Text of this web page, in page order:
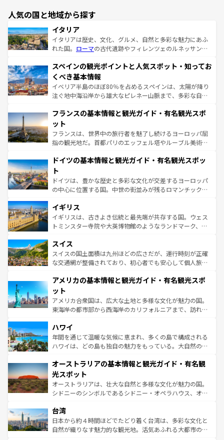
人気の国と地域から探す
イタリア
イタリアは歴史、文化、グルメ、自然と多彩な魅力にあふ
れた国。 ローマの古代遺跡やフィレンツェのルネッサンス
ろん、トスカーナの美しい田園風景やアマルフィ海岸の絶
景など、自然景観も見逃せない。観光の合間には、本場の
ピザやパスタなど、絶品のイタリア料理を堪能することも
できる。朝目覚めてから夜眠るまで、すべての瞬間を楽し
なお、新着のイタリア情報はコンテンツ一覧を参照してほ
しい。
スペインの観光ポイントと人気スポット・知ってお
くべき基本情報
イベリア半島のほぼ80％を占めるスペインは、太陽が降り
注ぐ地中海沿岸から雄大なピレネー山脈まで、多彩な自然
文化が根付くこの国では、情熱的なフラメンコ、熱気あふ
れる闘牛、そして美味しいタパスが生活の一部となってい
る。首都マドリードの洗練された雰囲気や、バルセロナの
アートに溢れた街角から、地方では古代ローマ遺跡や中世
せる。地方によって風土や気候が異なるスペインはその個
ンテンツ一覧 を参照してほしい。
フランスの基本情報と観光ガイド・有名観光スポ
ット
フランスは、世界中の旅行者を魅了し続けるヨーロッパ屈
指の観光地だ。首都パリのエッフェル塔やルーブル美術館
で、幅広い魅力が詰まっている。華麗な宮殿、歴史的な大
聖堂、美しいビーチ、そして豊かな自然が、訪れる者を心
から魅了する。また、フランスは美食の国としても知ら
れ、フランス料理はユネスコ無形文化遺産にも登録されて
香り高いラベンダー畑など、多彩な楽しみ方が可能だ。さ
らに、パリ以外の地域にも魅力が溢れており、どの街角に
も豊かな歴史と文化が息づいている。パリ以外の個性あふ
を参照してほしい。
ドイツの基本情報と観光ガイド・有名観光スポッ
ト
ドイツは、豊かな歴史と多彩な文化が交差するヨーロッパ
の中心に位置する国。中世の街並みが残るロマンチック街
顔を持つこの国は、どこを歩いても飽きることがない。ベ
ルリンの文化的活気、バイエルン州のアルプスの絶景、そ
してライン川沿いのワイン畑といった風景は必見。ビール
は、お酒好きな人にはぜひ体験してほしい。 なお、新着の
ドイツ情報はコンテンツ一覧を参照してほしい。
イギリス
イギリスは、古きよき伝統と最先端が共存する国。ウェス
トミンスター寺院や大英博物館のようなランドマーク、歴
リアごとに異なる魅力がある。また、優雅なアフタヌーン
ティー、ビール好きにはたまらない英国パブ、サッカー観
戦など、本場だからこそできる体験も豊富。イギリスを旅
ンツ一覧を参照してほしい。
スイス
スイスの国土面積は九州ほどの広さだが、運行時刻が正確
な交通網が整備されており、初心者でも安心して個人旅行
の建物がそのまま残る町や、スイスならではのユニークな
博物館もあり、アルプス観光だけでなく町歩きも満喫する
ことができる。国民の所得が高いため物価も高いが、旅行
者向けの交通パス提供のサービスもあり、うまく活用すれ
着のスイス情報は
アメリカの基本情報と観光ガイド・有名観光スポ
ット
アメリカ合衆国は、広大な土地と多様な文化が魅力の国。
東海岸の都市部から西海岸のカリフォルニアまで、訪れる
のような巨大都市は、観光、ショッピング、エンターテイ
ンメントが詰まった刺激的なスポットだ。一方、アメリカ
西部には大自然が広がり、グランドキャニオンやイエロー
部のニューオーリンズでは、音楽と美食が融合した独特の
文化が魅力。旅行者はアメリカの各地域で異なる魅力を楽
しみながら、その多様性と豊かな歴史を感じることができ
るだろう。車でのロードトリップや列車の旅も、アメリカ
情報は
ハワイ
年間を通じて温暖な気候に恵まれ、多くの島で構成される
ハワイは、どの島も独自の魅力をもっている。大自然の神
ワイ島は見逃せない。また、定番の観光地といえばオアフ
島だが、静かな自然を求めるならマウイ島やカウアイ島が
おすすめ。エメラルドグリーンに輝く海をはじめ、豊かな
文化や歴史が息づいている。「アロハスピリット」と呼ば
人々、おいしいローカルフードやハワイアンミュージッ
ク、伝統的なフラダンスなど、すべてがハワイの魅力を彩
っている。訪れるたびに新しい発見と感動が待っているハ
オーストラリアの基本情報と観光ガイド・有名観
光スポット
オーストラリアは、壮大な自然と多様な文化が魅力の国。
シドニーのシンボルであるシドニー・オペラハウス、オー
リアリーフや大陸中央部にそびえるウルル（エアーズロッ
ク）、タスマニアの美しい原生林やケアンズの熱帯雨林な
ど、見どころがたくさん。また、カフェやワイン、オージ
台湾
日本から約４時間ほどでたどり着く台湾は、多彩な文化と
自然が織りなす魅力的な観光地。活気あふれる大都市の台